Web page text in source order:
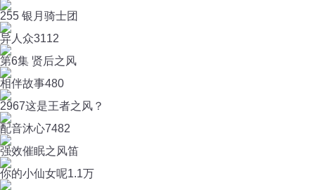
255 银月骑士团
异人众3112
第6集 贤后之风
相伴故事480
2967这是王者之风？
配音沐心7482
强效催眠之风笛
你的小仙女呢1.1万